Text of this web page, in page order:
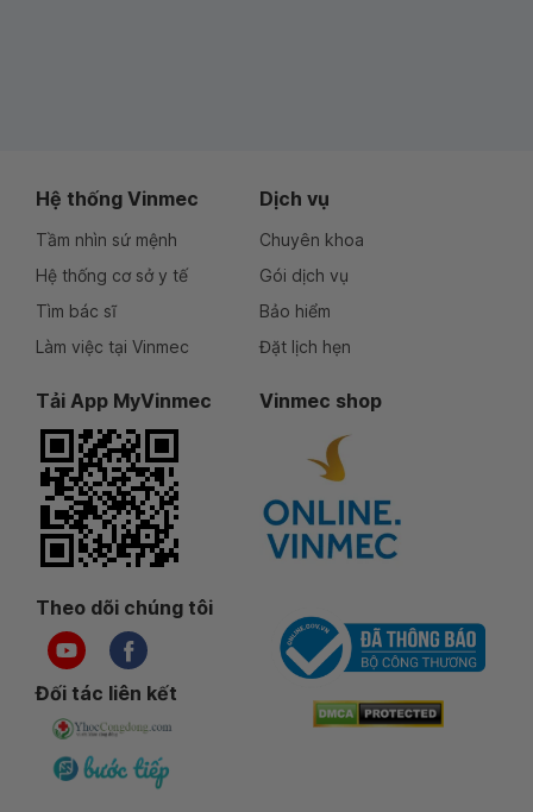
Hệ thống Vinmec
Tầm nhìn sứ mệnh
Hệ thống cơ sở y tế
Tìm bác sĩ
Làm việc tại Vinmec
Dịch vụ
Chuyên khoa
Gói dịch vụ
Bảo hiểm
Đặt lịch hẹn
Tải App MyVinmec Vinmec shop
Theo dõi chúng tôi
Đối tác liên kết